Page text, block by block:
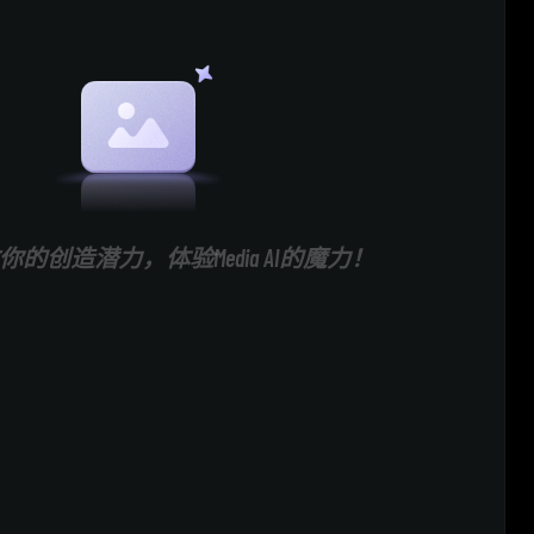
的创造潜力，体验Media AI的魔力！